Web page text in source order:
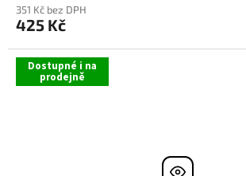
351 Kč bez DPH
425 Kč
Dostupné i na
prodejně